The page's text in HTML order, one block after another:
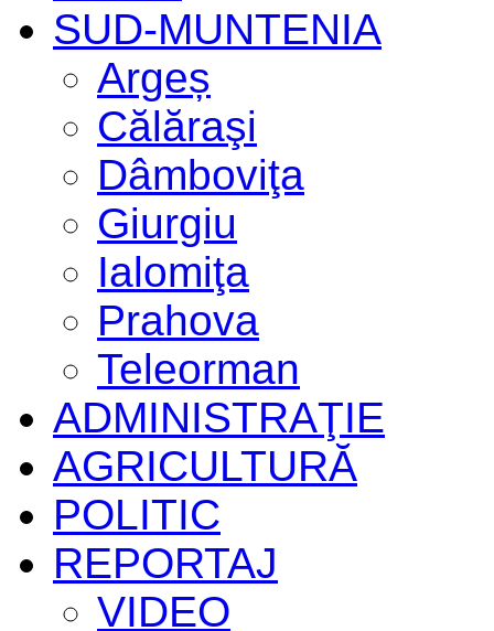
SUD-MUNTENIA
Argeș
Călăraşi
Dâmboviţa
Giurgiu
Ialomiţa
Prahova
Teleorman
ADMINISTRAŢIE
AGRICULTURĂ
POLITIC
REPORTAJ
VIDEO